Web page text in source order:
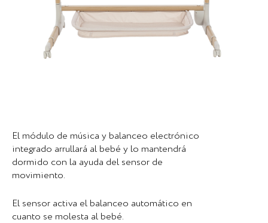
El módulo de música y balanceo electrónico
integrado arrullará al bebé y lo mantendrá
dormido con la ayuda del sensor de
movimiento.
El sensor activa el balanceo automático en
cuanto se molesta al bebé.